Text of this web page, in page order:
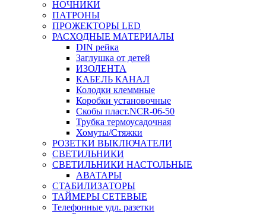
НОЧНИКИ
ПАТРОНЫ
ПРОЖЕКТОРЫ LED
РАСХОДНЫЕ МАТЕРИАЛЫ
DIN рейка
Заглушка от детей
ИЗОЛЕНТА
КАБЕЛЬ КАНАЛ
Колодки клеммные
Коробки установочные
Скобы пласт.NCR-06-50
Трубка термоусадочная
Хомуты/Стяжки
РОЗЕТКИ ВЫКЛЮЧАТЕЛИ
СВЕТИЛЬНИКИ
СВЕТИЛЬНИКИ НАСТОЛЬНЫЕ
АВАТАРЫ
СТАБИЛИЗАТОРЫ
ТАЙМЕРЫ СЕТЕВЫЕ
Телефонные удл. разетки